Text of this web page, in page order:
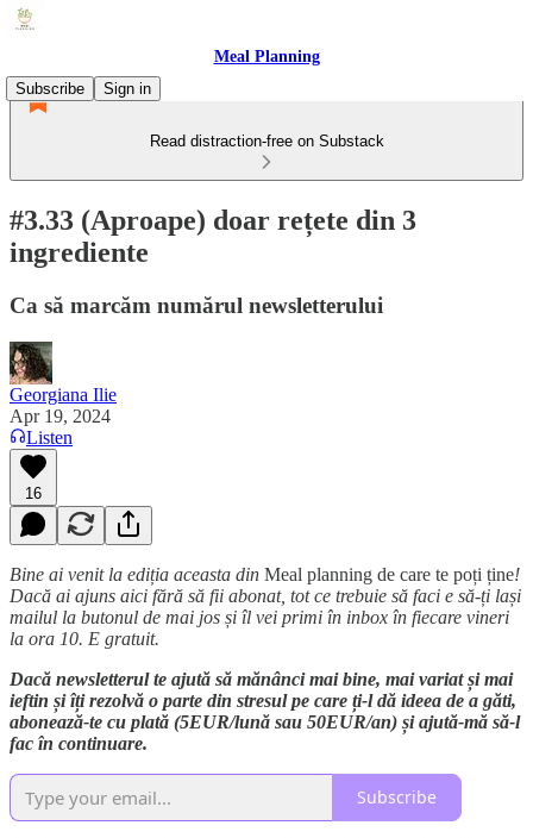
Meal Planning
Subscribe
Sign in
Read distraction-free on Substack
#3.33 (Aproape) doar rețete din 3
ingrediente
Ca să marcăm numărul newsletterului
Georgiana Ilie
Apr 19, 2024
Listen
16
Bine ai venit la ediția aceasta din Meal planning de care te poți ține!
Dacă ai ajuns aici fără să fii abonat, tot ce trebuie să faci e să-ți lași
mailul la butonul de mai jos și îl vei primi în inbox în fiecare vineri
la ora 10. E gratuit.
Dacă newsletterul te ajută să mănânci mai bine, mai variat și mai
ieftin și îți rezolvă o parte din stresul pe care ți-l dă ideea de a găti,
abonează-te cu plată (5EUR/lună sau 50EUR/an) și ajută-mă să-l
fac în continuare.
Subscribe